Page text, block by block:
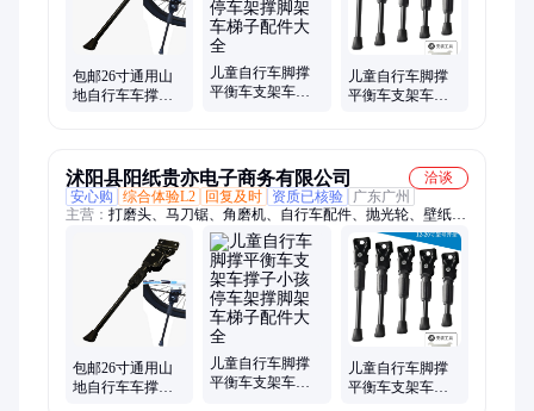
螺丝排列机
包邮26寸通用山
地自行车车撑子
儿童自行车脚撑
平衡车支架车撑
儿童自行车脚撑
平衡车支架车撑
沭阳县阳纸贵亦电子商务有限公司
洽谈
安心购
综合体验L2 回复及时 资质已核验
广东广州
主营： 打磨头、马刀锯、角磨机、自行车配件、抛光轮、壁纸
刀、磨刀石、电缆线、往复锯、收线盘、螺丝刀、磨刀棒、绕线
盘、电动车、冷缩管、打气泵、打气筒、千叶轮、美工刀、手磨
机、筑工具、卷线盘、电动锯、打磨机、绝缘管、电缆附件
包邮26寸通用山
地自行车车撑子
儿童自行车脚撑
平衡车支架车撑
儿童自行车脚撑
平衡车支架车撑